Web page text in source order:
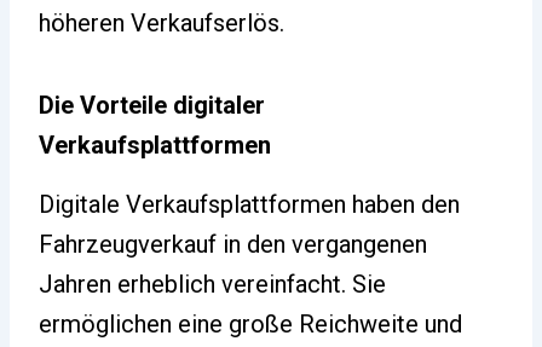
höheren Verkaufserlös.
Die Vorteile digitaler
Verkaufsplattformen
Digitale Verkaufsplattformen haben den
Fahrzeugverkauf in den vergangenen
Jahren erheblich vereinfacht. Sie
ermöglichen eine große Reichweite und